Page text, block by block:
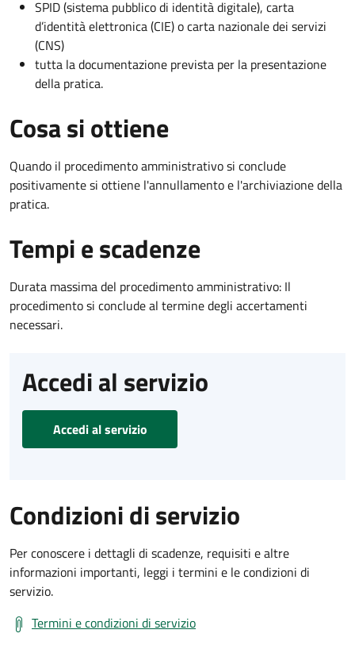
SPID (sistema pubblico di identità digitale), carta
d’identità elettronica (CIE) o carta nazionale dei servizi
(CNS)
tutta la documentazione prevista per la presentazione
della pratica.
Cosa si ottiene
Quando il procedimento amministrativo si conclude
positivamente si ottiene l'annullamento e l'archiviazione della
pratica.
Tempi e scadenze
Durata massima del procedimento amministrativo: Il
procedimento si conclude al termine degli accertamenti
necessari.
Accedi al servizio
Accedi al servizio
Condizioni di servizio
Per conoscere i dettagli di scadenze, requisiti e altre
informazioni importanti, leggi i termini e le condizioni di
servizio.
Termini e condizioni di servizio